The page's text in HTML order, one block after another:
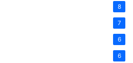
8
7
6
6